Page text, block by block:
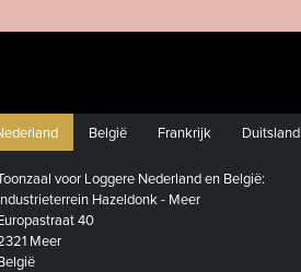
België Frankrijk Duitsland
voor Loggere Nederland en België:
Hazeldonk - Meer
40
Meer